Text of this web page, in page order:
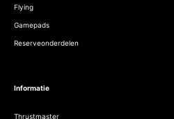
Flying
Gamepads
Reserveonderdelen
Informatie
Thrustmaster